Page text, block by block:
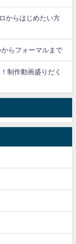
からはじめたい方
らフォーマルまで
制作動画盛りだく